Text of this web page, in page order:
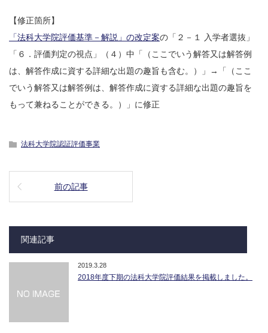
【修正箇所】
「法科大学院評価基準－解説」の改定案の「２－１ 入学者選抜」
「６．評価判定の視点」（４）中「（ここでいう解答又は解答例
は、解答作成に資する詳細な出題の趣旨も含む。）」→「（ここ
でいう解答又は解答例は、解答作成に資する詳細な出題の趣旨を
もって兼ねることができる。）」に修正
法科大学院認証評価事業
前の記事
関連記事
2019.3.28
2018年度下期の法科大学院評価結果を掲載しました。